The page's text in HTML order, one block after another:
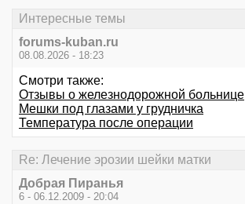
Интересные темы
forums-kuban.ru
08.08.2026 - 18:23
Смотри также:
Отзывы о железнодорожной больнице
Мешки под глазами у грудничка
Температура после операции
Re: Лечение эрозии шейки матки
Добрая Пиранья
6 - 06.12.2009 - 20:04